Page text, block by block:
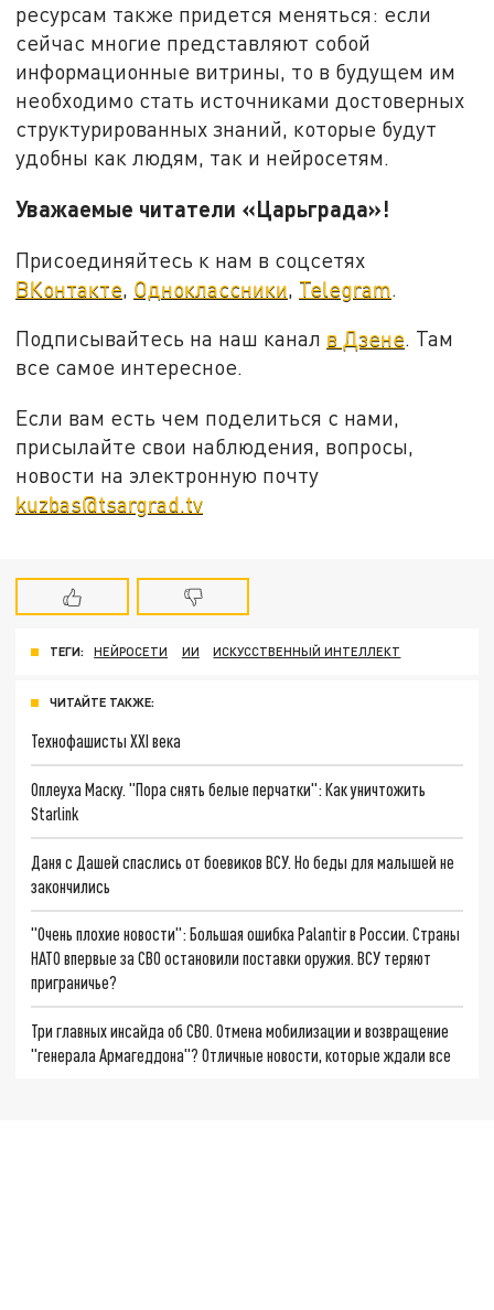
ресурсам также придется меняться: если
сейчас многие представляют собой
информационные витрины, то в будущем им
необходимо стать источниками достоверных
структурированных знаний, которые будут
удобны как людям, так и нейросетям.
Уважаемые читатели «Царьграда»!
Присоединяйтесь к нам в соцсетях
ВКонтакте Одноклассники Telegram
Подписывайтесь на наш канал в Дзене. Там
все самое интересное.
Если вам есть чем поделиться с нами,
присылайте свои наблюдения, вопросы,
новости на электронную почту
kuzbas@tsargrad.tv
ТЕГИ: НЕЙРОСЕТИ ИИ ИСКУССТВЕННЫЙ ИНТЕЛЛЕКТ
ЧИТАЙТЕ ТАКЖЕ:
Технофашисты XXI века
Оплеуха Маску. "Пора снять белые перчатки": Как уничтожить
Starlink
Даня с Дашей спаслись от боевиков ВСУ. Но беды для малышей не
закончились
"Очень плохие новости": Большая ошибка Palantir в России. Страны
НАТО впервые за СВО остановили поставки оружия. ВСУ теряют
приграничье?
Три главных инсайда об СВО. Отмена мобилизации и возвращение
"генерала Армагеддона"? Отличные новости, которые ждали все